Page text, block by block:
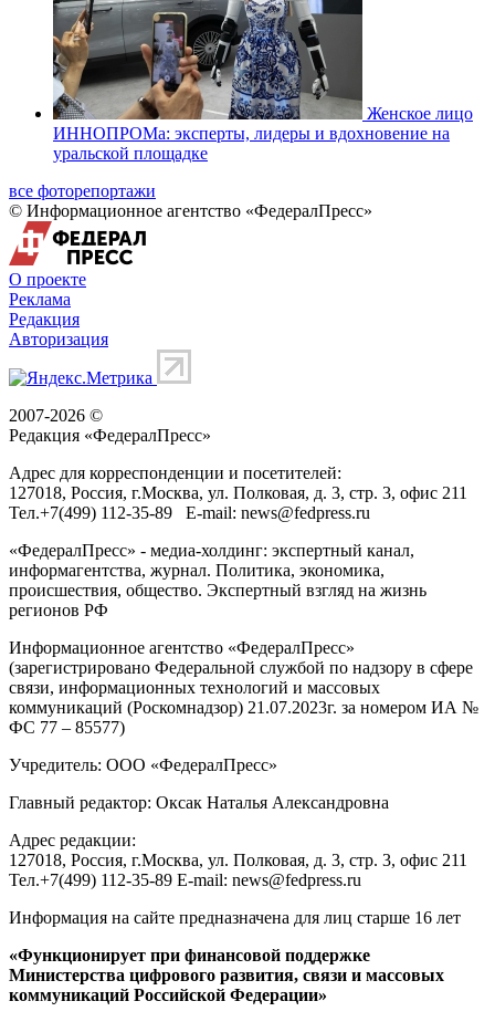
Женское лицо
ИННОПРОМа: эксперты, лидеры и вдохновение на
уральской площадке
все фоторепортажи
© Информационное агентство «ФедералПресс»
О проекте
Реклама
Редакция
Авторизация
2007-2026 ©
Редакция «ФедералПресс»
Адрес для корреспонденции и посетителей:
127018, Россия, г.Москва, ул. Полковая, д. 3, стр. 3, офис 211
Тел.+7(499) 112-35-89 E-mail: news@fedpress.ru
«ФедералПресс» - медиа-холдинг: экспертный канал,
информагентства, журнал. Политика, экономика,
происшествия, общество. Экспертный взгляд на жизнь
регионов РФ
Информационное агентство «ФедералПресс»
(зарегистрировано Федеральной службой по надзору в сфере
связи, информационных технологий и массовых
коммуникаций (Роскомнадзор) 21.07.2023г. за номером ИА №
ФС 77 – 85577)
Учредитель: ООО «ФедералПресс»
Главный редактор: Оксак Наталья Александровна
Адрес редакции:
127018, Россия, г.Москва, ул. Полковая, д. 3, стр. 3, офис 211
Тел.+7(499) 112-35-89 E-mail: news@fedpress.ru
Информация на сайте предназначена для лиц старше 16 лет
«Функционирует при финансовой поддержке
Министерства цифрового развития, связи и массовых
коммуникаций Российской Федерации»